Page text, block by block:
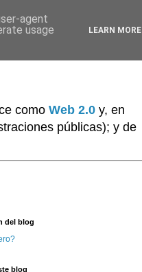
como Web 2.0 y, en
públicas); y de
del blog
blog
agent
usage
LEARN MORE